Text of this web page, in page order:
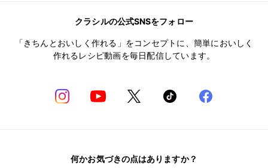
クラシルの公式SNSをフォロー
「きちんとおいしく作れる」をコンセプトに、簡単においしく
作れるレシピ動画を毎日配信しています。
何かお気づきの点はありますか？